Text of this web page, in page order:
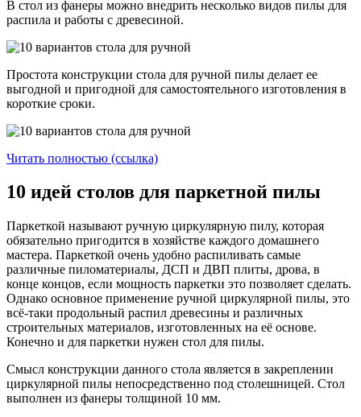
В стол из фанеры можно внедрить несколько видов пилы для
распила и работы с древесиной.
Простота конструкции стола для ручной пилы делает ее
выгодной и пригодной для самостоятельного изготовления в
короткие сроки.
Читать полностью (ссылка)
10 идей столов для паркетной пилы
Паркеткой называют ручную циркулярную пилу, которая
обязательно пригодится в хозяйстве каждого домашнего
мастера. Паркеткой очень удобно распиливать самые
различные пиломатериалы, ДСП и ДВП плиты, дрова, в
конце концов, если мощность паркетки это позволяет сделать.
Однако основное применение ручной циркулярной пилы, это
всё-таки продольный распил древесины и различных
строительных материалов, изготовленных на её основе.
Конечно и для паркетки нужен стол для пилы.
Смысл конструкции данного стола является в закреплении
циркулярной пилы непосредственно под столешницей. Стол
выполнен из фанеры толщиной 10 мм.